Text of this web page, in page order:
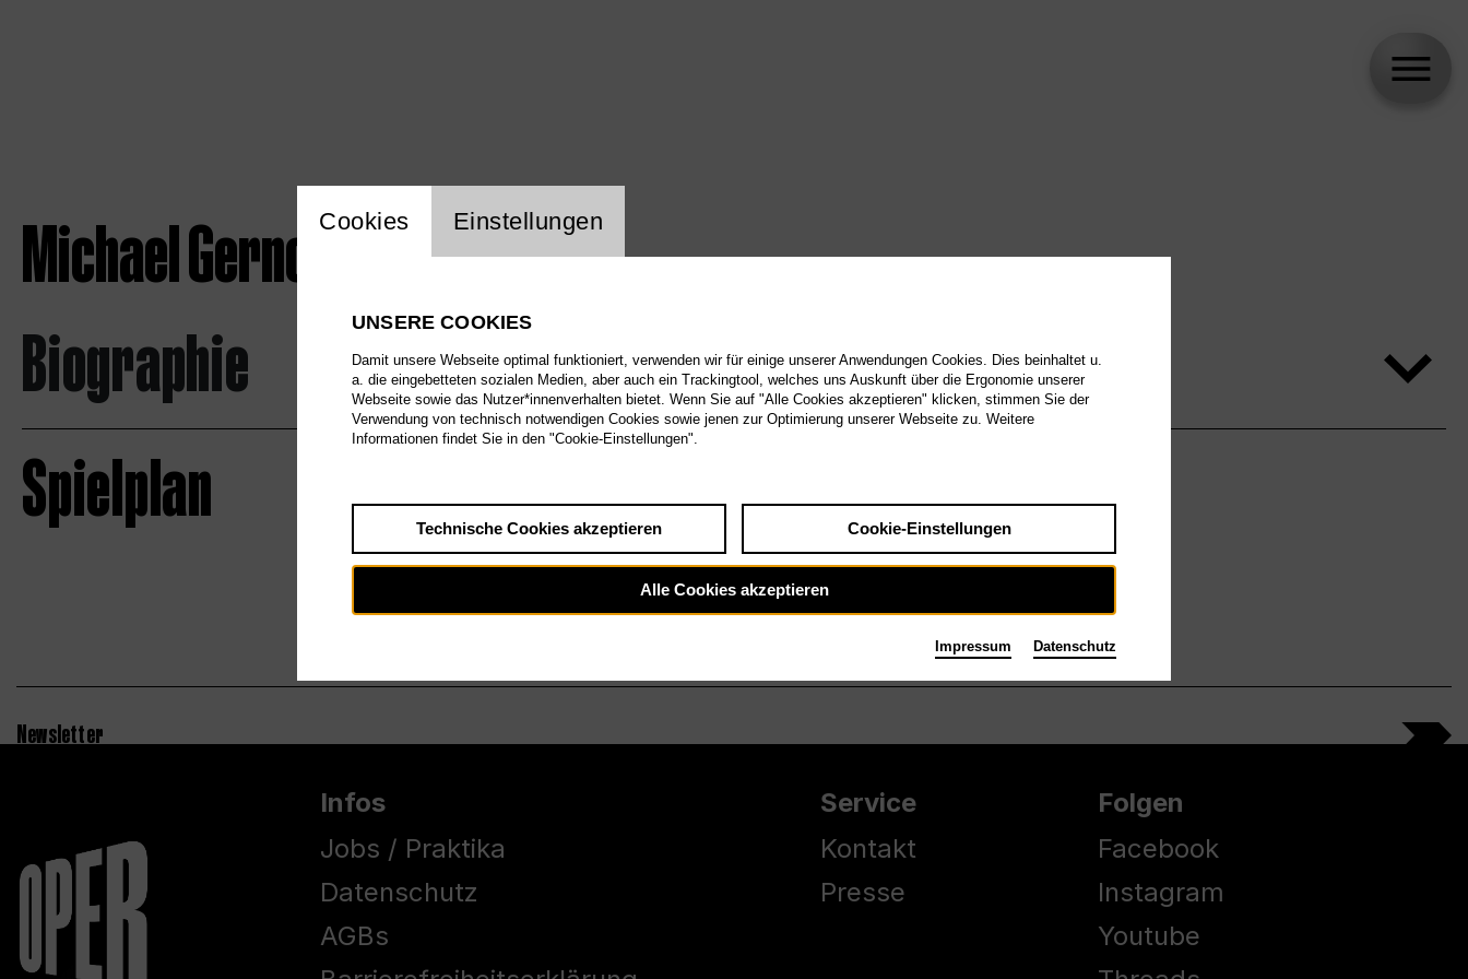
Michael Gernot Sumper
Biographie
Spielplan
Newsletter
Infos
Jobs / Praktika
Datenschutz
AGBs
Service
Kontakt
Presse
Folgen
Facebook
Instagram
Youtube
Einstellung Website Cookie
Cookies Einstellungen
UNSERE COOKIES
Damit unsere Webseite optimal funktioniert, verwenden wir für einige unserer Anwendungen Cookies. Dies beinhaltet u.
a. die eingebetteten sozialen Medien, aber auch ein Trackingtool, welches uns Auskunft über die Ergonomie unserer
Webseite sowie das Nutzer*innenverhalten bietet. Wenn Sie auf "Alle Cookies akzeptieren" klicken, stimmen Sie der
Verwendung von technisch notwendigen Cookies sowie jenen zur Optimierung unserer Webseite zu. Weitere
Informationen findet Sie in den "Cookie-Einstellungen".
Technische Cookies akzeptieren Cookie-Einstellungen
Alle Cookies akzeptieren
Impressum Datenschutz